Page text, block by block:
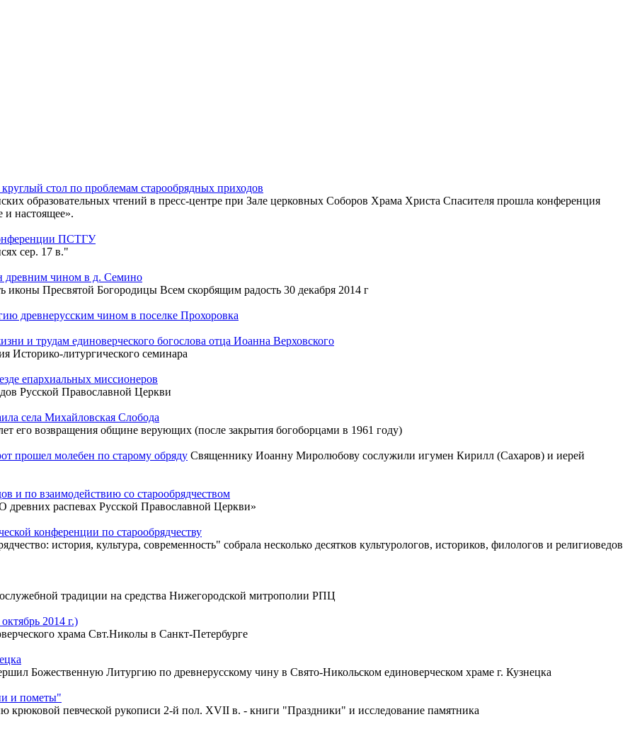
стол по проблемам старообрядных приходов
образовательных чтений в пресс-центре при Зале церковных Соборов Храма Христа Спасителя прошла конференция
настоящее».
ПСТГУ
сер. 17 в."
древним чином в д. Семино
иконы Пресвятой Богородицы Всем скорбящим радость 30 декабря 2014 г
древнерусским чином в поселке Прохоровка
и трудам единоверческого богослова отца Иоанна Верховского
Историко-литургического семинара
епархиальных миссионеров
Русской Православной Церкви
села Михайловская Слобода
его возвращения общине верующих (после закрытия богоборцами в 1961 году)
прошел молебен по старому обряду Священнику Иоанну Миролюбову сослужили игумен Кирилл (Сахаров) и иерей
и по взаимодействию со старообрядчеством
распевах Русской Православной Церкви»
конференции по старообрядчеству
история, культура, современность" собрала несколько десятков культурологов, историков, филологов и религиоведов
традиции на средства Нижегородской митрополии РПЦ
2014 г.)
храма Свт.Николы в Санкт-Петербурге
Божественную Литургию по древнерусскому чину в Свято-Никольском единоверческом храме г. Кузнецка
и пометы"
крюковой певческой рукописи 2-й пол. XVII в. - книги "Праздники" и исследование памятника